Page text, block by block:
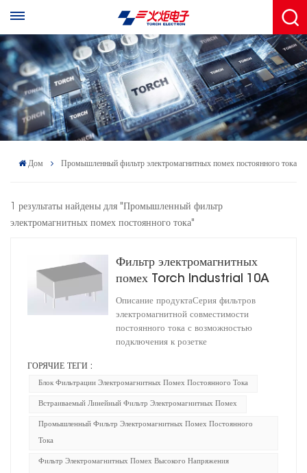
Дом Промышленный фильтр электромагнитных помех постоянного тока
1 результаты найдены для "Промышленный фильтр
электромагнитных помех постоянного тока"
Фильтр электромагнитных
помех Torch Industrial 10A
DC с вилкой
Описание продуктаСерия фильтров
электромагнитной совместимости
постоянного тока с возможностью
подключения к розетке
ГОРЯЧИЕ ТЕГИ :
Блок Фильтрации Электромагнитных Помех Постоянного Тока
Встраиваемый Линейный Фильтр Электромагнитных Помех
Промышленный Фильтр Электромагнитных Помех Постоянного
Тока
Фильтр Электромагнитных Помех Высокого Напряжения